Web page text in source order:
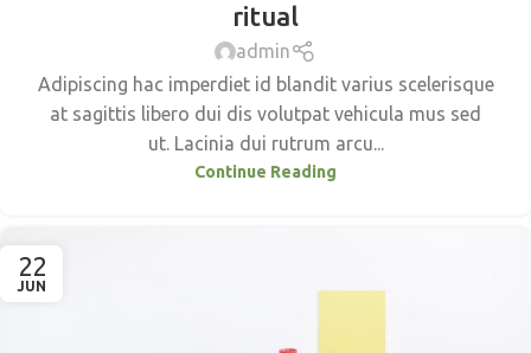
ritual
admin
Adipiscing hac imperdiet id blandit varius scelerisque
at sagittis libero dui dis volutpat vehicula mus sed
ut. Lacinia dui rutrum arcu...
Continue Reading
22
JUN